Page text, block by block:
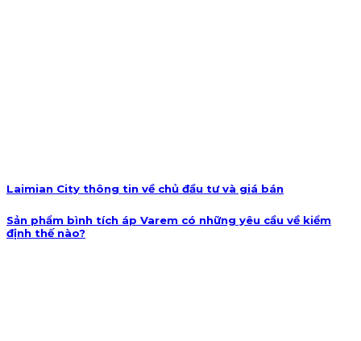
Laimian City thông tin về chủ đầu tư và giá bán
Sản phẩm bình tích áp Varem có những yêu cầu về kiểm
định thế nào?